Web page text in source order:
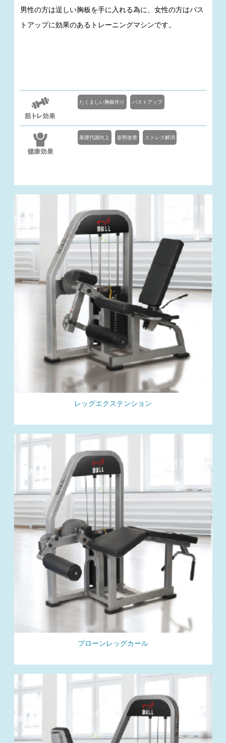
男性の方は逞しい胸板を手に入れる為に、女性の方はバス
トアップに効果のあるトレーニングマシンです。
たくましい胸板作り バストアップ
基礎代謝向上 姿勢改善 ストレス解消
レッグエクステンション
プローンレッグカール